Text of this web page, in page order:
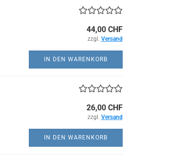
44,00 CHF
zzgl. Versand
IN DEN WARENKORB
26,00 CHF
zzgl. Versand
IN DEN WARENKORB